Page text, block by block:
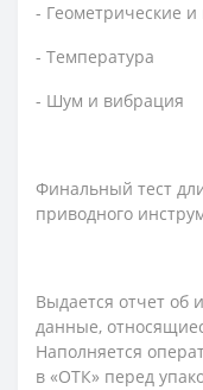
- Геометрические и
- Температура
- Шум и вибрация
Финальный тест
приводного
Выдается отчет
данные,
Наполняется
в «ОТК» перед